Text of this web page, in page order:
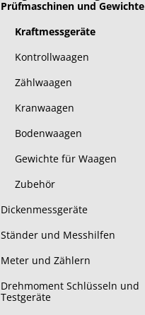
Prüfmaschinen und Gewichte
Kraftmessgeräte
Kontrollwaagen
Zählwaagen
Kranwaagen
Bodenwaagen
Gewichte für Waagen
Zubehör
Dickenmessgeräte
Ständer und Messhilfen
Meter und Zählern
Drehmoment Schlüsseln und
Testgeräte